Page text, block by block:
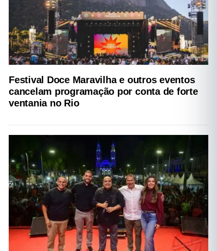
Festival Doce Maravilha e outros eventos
cancelam programação por conta de forte
ventania no Rio